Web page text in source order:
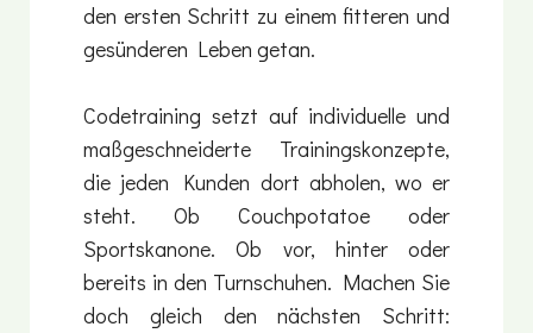
den ersten Schritt zu einem fitteren und
gesünderen Leben getan.
Codetraining setzt auf individuelle und
maßgeschneiderte Trainingskonzepte,
die jeden Kunden dort abholen, wo er
steht. Ob Couchpotatoe oder
Sportskanone. Ob vor, hinter oder
bereits in den Turnschuhen. Machen Sie
doch gleich den nächsten Schritt: